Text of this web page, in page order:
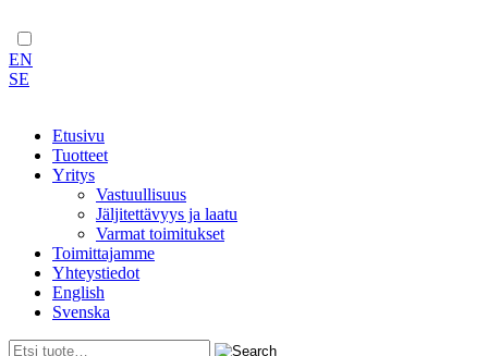
EN
SE
Etusivu
Tuotteet
Yritys
Vastuullisuus
Jäljitettävyys ja laatu
Varmat toimitukset
Toimittajamme
Yhteystiedot
English
Svenska